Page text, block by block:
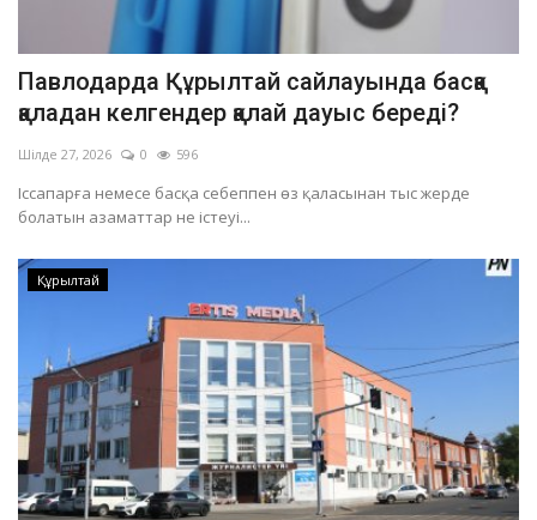
Павлодарда Құрылтай сайлауында басқа
қаладан келгендер қалай дауыс береді?
Шілде 27, 2026 0 596
Іссапарға немесе басқа себеппен өз қаласынан тыс жерде
болатын азаматтар не істеуі...
Құрылтай